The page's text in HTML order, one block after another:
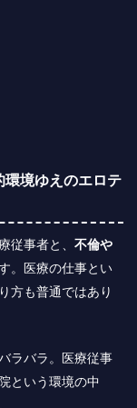
境ゆえのエロテ
従事者と、 不倫や
。医療の仕事とい
方も普通ではあり
ラバラ。医療従事
という環境の中